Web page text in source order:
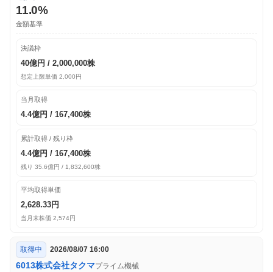
11.0%
金額基準
決議枠
40億円 / 2,000,000株
想定上限単価 2,000円
当月取得
4.4億円 / 167,400株
累計取得 / 残り枠
4.4億円 / 167,400株
残り 35.6億円 / 1,832,600株
平均取得単価
2,628.33円
当月末株価 2,574円
取得中 2026/08/07 16:00
6013株式会社タクマプライム機械